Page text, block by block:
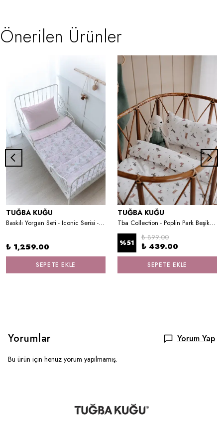
Önerilen Ürünler
TUĞBA KUĞU
Baskılı Yorgan Seti - Iconic Serisi - Unicorn Dream
₺ 1,259.00
SEPETE EKLE
TUĞBA KUĞU
Tba Collection - Poplin Park Beşik Nevresim Takımı (80x110) | Çarşafsız
%51
₺ 899.00
₺ 439.00
SEPETE EKLE
Yorumlar Yorum Yap
Bu ürün için henüz yorum yapılmamış.